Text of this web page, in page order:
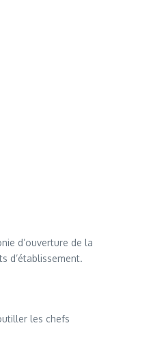
d’ouverture de la
d’établissement.
les chefs